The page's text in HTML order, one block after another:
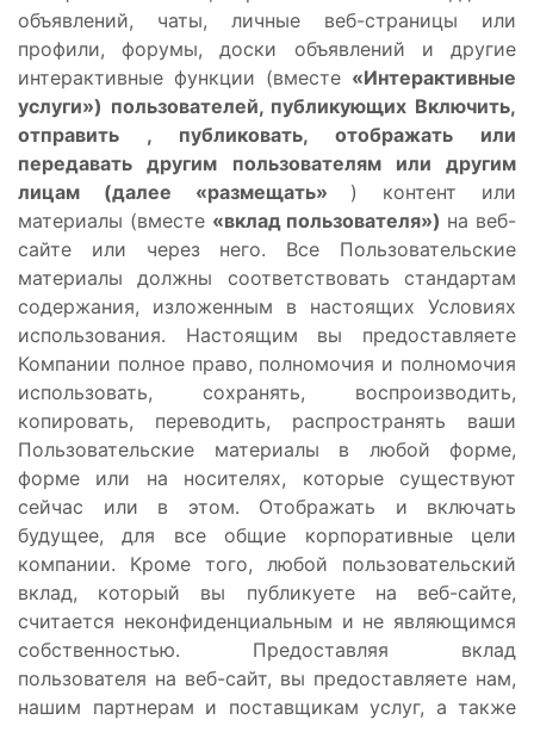
объявлений, чаты, личные веб-страницы или
профили, форумы, доски объявлений и другие
интерактивные функции (вместе «Интерактивные
услуги») пользователей, публикующих Включить,
отправить , публиковать, отображать или
передавать другим пользователям или другим
лицам (далее «размещать» ) контент или
материалы (вместе «вклад пользователя») на веб-
сайте или через него. Все Пользовательские
материалы должны соответствовать стандартам
содержания, изложенным в настоящих Условиях
использования. Настоящим вы предоставляете
Компании полное право, полномочия и полномочия
использовать, сохранять, воспроизводить,
копировать, переводить, распространять ваши
Пользовательские материалы в любой форме,
форме или на носителях, которые существуют
сейчас или в этом. Отображать и включать
будущее, для все общие корпоративные цели
компании. Кроме того, любой пользовательский
вклад, который вы публикуете на веб-сайте,
считается неконфиденциальным и не являющимся
собственностью. Предоставляя вклад
пользователя на веб-сайт, вы предоставляете нам,
нашим партнерам и поставщикам услуг, а также